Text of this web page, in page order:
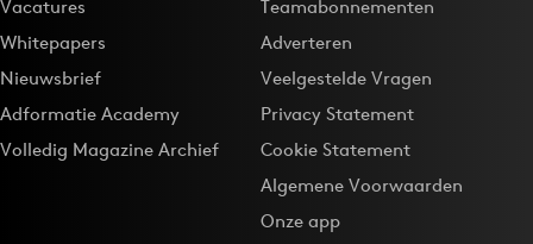
Artificial Intelligence
Bureaus
Campagnes
Carriere
Vacatures
Whitepapers
Nieuwsbrief
Adformatie Academy
Volledig Magazine Archief
Teamabonnementen
Adverteren
Veelgestelde Vragen
Privacy Statement
Cookie Statement
Algemene Voorwaarden
Onze app